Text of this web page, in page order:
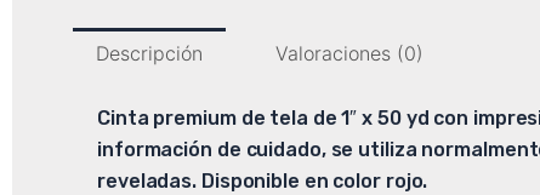
Descripción Valoraciones (0)
Cinta premium de tela de 1″ x 50 yd con
información de cuidado, se utiliza
reveladas. Disponible en color rojo.